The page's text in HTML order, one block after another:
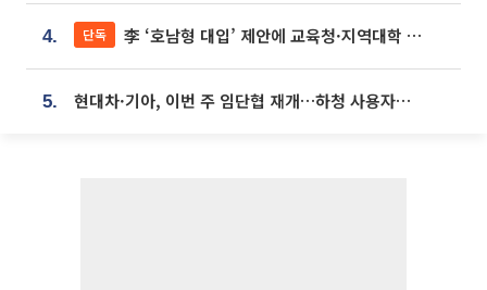
4. 단독 李 ‘호남형 대입’ 제안에 교육청·지역대학 서·논술형 입시 연계 '착수'
5. 현대차·기아, 이번 주 임단협 재개…하청 사용자성 재심도 ‘변수’